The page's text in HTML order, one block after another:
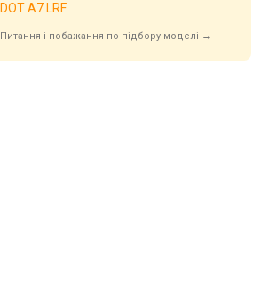
DOT A7 LRF
Питання і побажання по підбору моделі →